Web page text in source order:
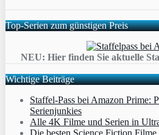
Top-Serien zum günstigen Preis
NEU: Hier finden Sie aktuelle
Wichtige Beiträge
Staffel-Pass bei Amazon Prime:
Serienjunkies
Alle 4K Filme und Serien in